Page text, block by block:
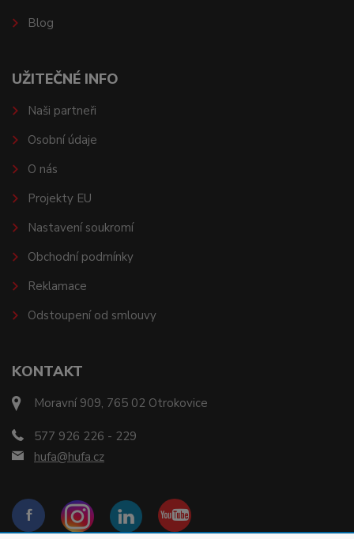
KONTAKT
Moravní 909, 765 02 Otrokovice
577 926 226 - 229
hufa@hufa.cz
Blog
UŽITEČNÉ INFO
Naši partneři
Osobní údaje
O nás
Projekty EU
Nastavení soukromí
Obchodní podmínky
Reklamace
Odstoupení od smlouvy